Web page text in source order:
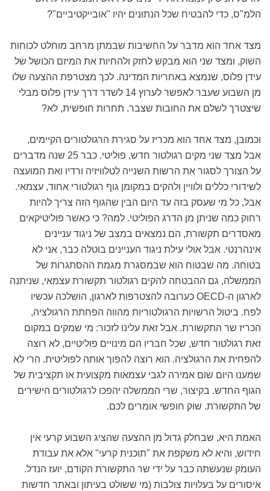
הלמ"ס, כדי להבטיח שכל הנתונים יהיו "אובייקטיביים"?
מצד אחד הוא מדבר על החשיבות שבמתן מרחב מוחלט לכוחות
השוק, ומצד שני הוא מבקש לחזק ולהחיות את המיזם הכושל של
עידן פלוס, שנמצא באחריות המדינה. לכך מצטרפת ההצעה שלו
מן השבוע שעבר לאפשר לערוץ 14 לשדר דרך עידן פלוס מבלי
שיצטרך לשלם את החובות שצבר. תחרות חופשית, לא?
וכמובן, מצד אחד הוא מכריז על סגירת הרגולטורים הקיימים,
אבל מצד שני מקים רגולטור חדש, פוליטי. כבר 25 שנה מדברים
על הצורך לסגור את הרשות השנייה לטלוויזיה ורדיו ואת המועצה
לשידורי כללים ולוויין ולהקים במקומן גוף רגולטורי אחוד, עצמאי.
אבל, כל מי שעסק בזה עד היום הבין שהגוף הזה צריך להיות
רחוק כמה שניתן מן הדרג הפוליטי. למה? כי כאשר פוליטיקאים
מאסדרים תקשורת, הם נמצאים במצב של ניגוד עניינים
אינהרנטי. אבל אולי עילת ניגוד העניינים בוטלה כבר, אני לא
בטוחה. מה שבטוח הוא שבמסגרת מגמת ההסתגרות של
הממשלה, גם ההבטחה להקים רגולטור תקשורת עצמאי, שניתנה
לארגון ה-OECD כערובה להצטרפות לארגון, הושלכה עכשיו
לפח. ביטול הרשויות הרגולטוריות מהווה הפחתת הרגולציה,
הכריז שר התקשורת. אבל זאת עלינו לזכור: מי שמקים במקום
זאת רגולטור חדש, שכל חבריו הם מינויים פוליטיים, לא רוצה
להפחית את הרגולציה. הוא רוצה להפוך אותה לפוליטית. הרי לא
שמענו היום שום אמירה לגבי עצמאות מקצועית או תקציבית של
הגוף החדש. בקיצור, שרי הממשלה יהפכו לרגולטורים הישירים
של התקשורת. שוק חופשי אומרים לכם.
האמת היא, שבחלק גדול מן ההצעה שהציג השבוע קרעי אין
חידוש, והיא לא משקפת את "תוכנית קרעי" אלא את עבודת
העומק שנעשתה כבר על ידי שר התקשורת הקודם, יועז הנדל.
איסורים על בעלויות צולבות (מי ששולט בעיתון ובאתר חדשות